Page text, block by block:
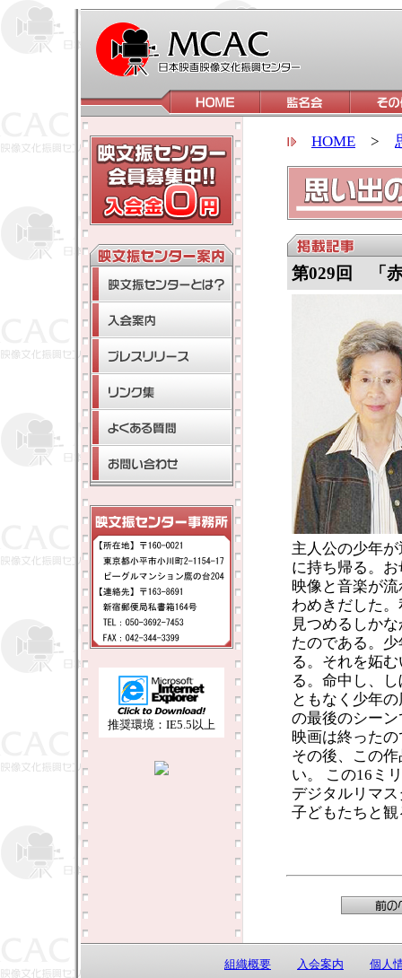
推奨環境：IE5.5以上
HOME >
第029回 「赤
主人公の少年
に持ち帰る。
映像と音楽が
わめきだした
見つめるしか
たのである。
る。それを妬
る。命中し、
ともなく少年
の最後のシー
映画は終った
その後、この
い。 この16ミ
デジタルリマ
子どもたちと
組織概要 入会案内 個人